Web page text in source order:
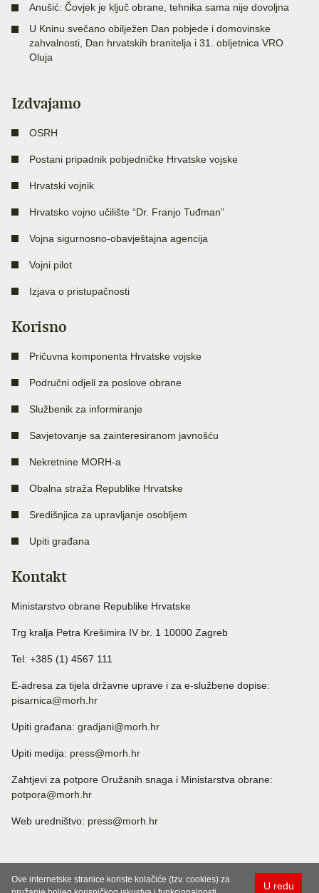
Anušić: Čovjek je ključ obrane, tehnika sama nije dovoljna
U Kninu svečano obilježen Dan pobjede i domovinske
zahvalnosti, Dan hrvatskih branitelja i 31. obljetnica VRO
Oluja
Izdvajamo
OSRH
Postani pripadnik pobjedničke Hrvatske vojske
Hrvatski vojnik
Hrvatsko vojno učilište “Dr. Franjo Tuđman”
Vojna sigurnosno-obavještajna agencija
Vojni pilot
Izjava o pristupačnosti
Korisno
Pričuvna komponenta Hrvatske vojske
Područni odjeli za poslove obrane
Službenik za informiranje
Savjetovanje sa zainteresiranom javnošću
Nekretnine MORH-a
Obalna straža Republike Hrvatske
Središnjica za upravljanje osobljem
Upiti građana
Kontakt
Ministarstvo obrane Republike Hrvatske
Trg kralja Petra Krešimira IV br. 1 10000 Zagreb
Tel: +385 (1) 4567 111
E-adresa za tijela državne uprave i za e-službene dopise:
pisarnica@morh.hr
Upiti građana: gradjani@morh.hr
Upiti medija: press@morh.hr
Zahtjevi za potpore Oružanih snaga i Ministarstva obrane:
potpora@morh.hr
Web uredništvo: press@morh.hr
U redu
Ove internetske stranice koriste kolačiće (tzv. cookies) za